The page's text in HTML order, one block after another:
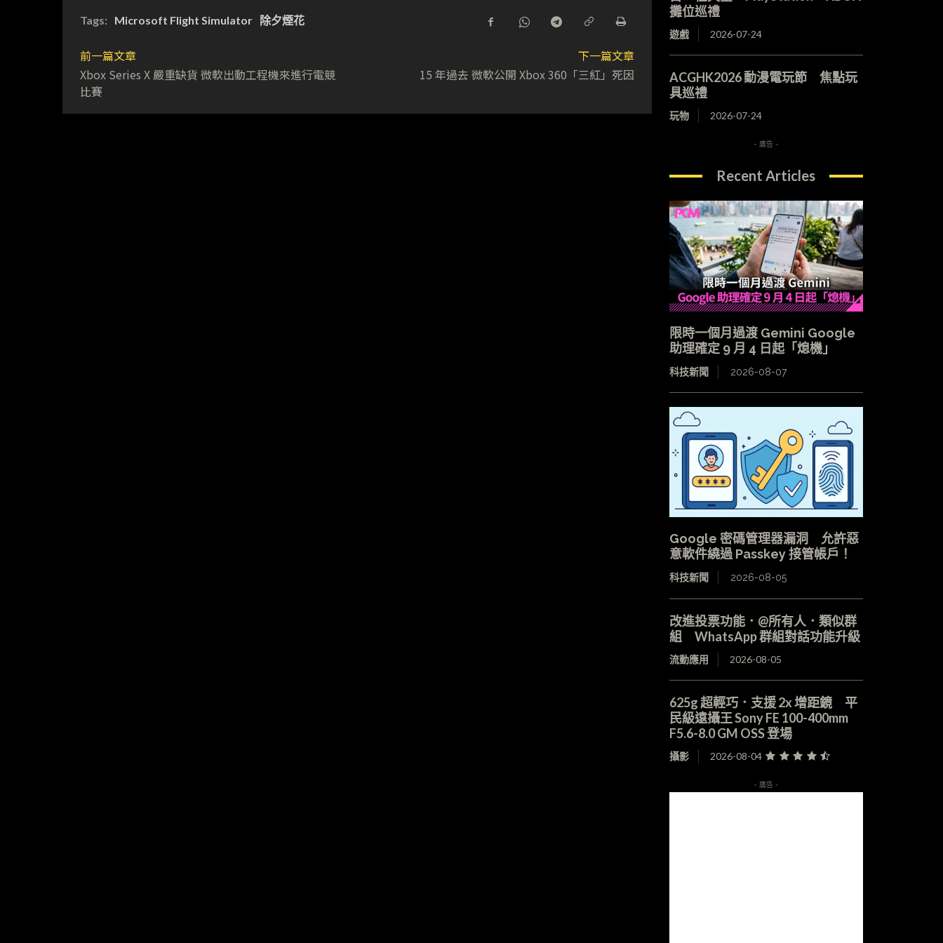
Tags: Microsoft Flight Simulator 除夕煙花
前一篇文章
Xbox Series X 嚴重缺貨 微軟出動工程機來進行電競
比賽
下一篇文章
15 年過去 微軟公開 Xbox 360「三紅」死因
攤位巡禮
遊戲 2026-07-24
ACGHK2026 動漫電玩節 焦點玩
具巡禮
玩物 2026-07-24
- 廣告 -
Recent Articles
限時一個月過渡 Gemini Google
助理確定 9 月 4 日起「熄機」
科技新聞 2026-08-07
Google 密碼管理器漏洞 允許惡
意軟件繞過 Passkey 接管帳戶！
科技新聞 2026-08-05
改進投票功能．@所有人．類似群
組 WhatsApp 群組對話功能升級
流動應用 2026-08-05
625g 超輕巧．支援 2x 增距鏡 平
民級遠攝王 Sony FE 100-400mm
F5.6-8.0 GM OSS 登場
攝影 2026-08-04
- 廣告 -